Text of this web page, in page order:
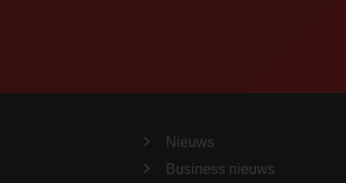
Nieuws
Business nieuws